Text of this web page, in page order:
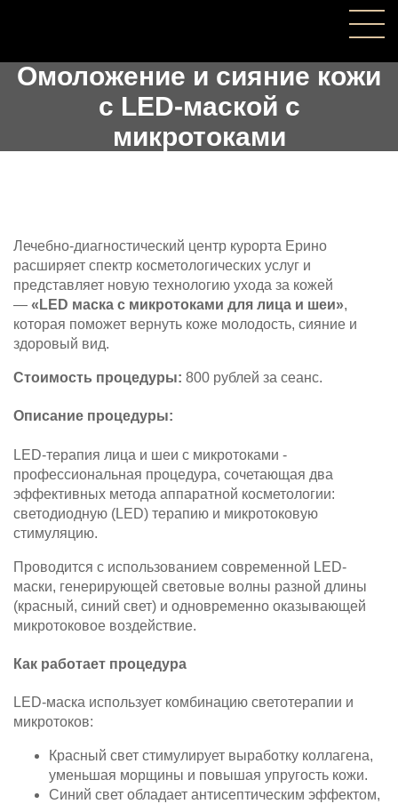
Омоложение и сияние кожи
с LED-маской с
микротоками
Лечебно-диагностический центр курорта Ерино
расширяет спектр косметологических услуг и
представляет новую технологию ухода за кожей
— «LED маска c микротоками для лица и шеи»,
которая поможет вернуть коже молодость, сияние и
здоровый вид.
Стоимость процедуры: 800 рублей за сеанс.
Описание процедуры:
LED-терапия лица и шеи с микротоками -
профессиональная процедура, сочетающая два
эффективных метода аппаратной косметологии:
светодиодную (LED) терапию и микротоковую
стимуляцию.
Проводится с использованием современной LED-
маски, генерирующей световые волны разной длины
(красный, синий свет) и одновременно оказывающей
микротоковое воздействие.
Как работает процедура
LED-маска использует комбинацию светотерапии и
микротоков:
Красный свет стимулирует выработку коллагена,
уменьшая морщины и повышая упругость кожи.
Синий свет обладает антисептическим эффектом,